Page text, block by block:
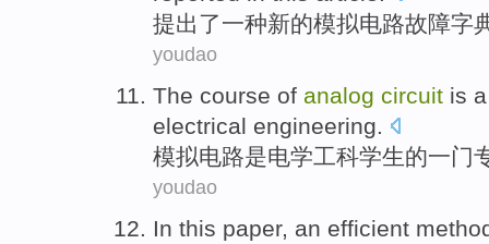
提出了一种新的模拟电路故障字
youdao
The course of analog circuit is a
electrical engineering.
模拟电路是电学工科学生的一门
youdao
In this paper, an efficient